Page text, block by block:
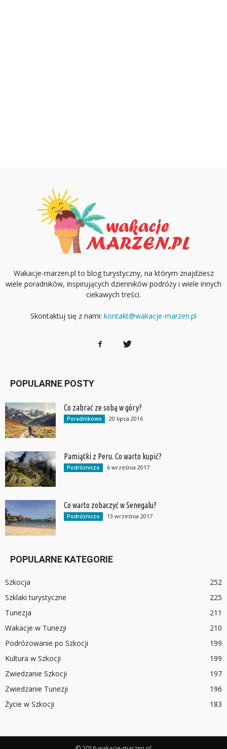
Wakacje-marzen.pl to blog turystyczny, na którym znajdziesz
wiele poradników, inspirujących dzienników podróży i wiele innych
ciekawych treści.
Skontaktuj się z nami: kontakt@wakacje-marzen.pl
POPULARNE POSTY
Co zabrać ze sobą w góry?
Poradnikowo 20 lipca 2016
Pamiątki z Peru. Co warto kupić?
Podróżniczo 6 września 2017
Co warto zobaczyć w Senegalu?
Podróżniczo 13 września 2017
POPULARNE KATEGORIE
Szkocja
252
Szklaki turystyczne
225
Tunezja
211
Wakacje w Tunezji
210
Podróżowanie po Szkocji
199
Kultura w Szkocji
199
Zwiedzanie Szkocji
197
Zwiedzanie Tunezji
196
Życie w Szkocji
183